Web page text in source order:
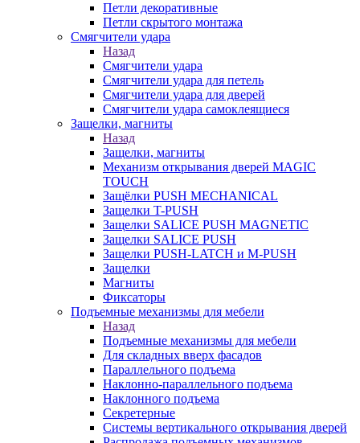
Петли декоративные
Петли скрытого монтажа
Смягчители удара
Назад
Смягчители удара
Смягчители удара для петель
Смягчители удара для дверей
Cмягчители удара самоклеящиеся
Защелки, магниты
Назад
Защелки, магниты
Механизм открывания дверей MAGIC
TOUCH
Защёлки PUSH MECHANICAL
Защелки T-PUSH
Защелки SALICE PUSH MAGNETIC
Защелки SALICE PUSH
Защелки PUSH-LATCH и M-PUSH
Защелки
Магниты
Фиксаторы
Подъемные механизмы для мебели
Назад
Подъемные механизмы для мебели
Для складных вверх фасадов
Параллельного подъема
Наклонно-параллельного подъема
Наклонного подъема
Секретерные
Системы вертикального открывания дверей